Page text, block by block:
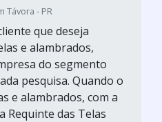
Távora - PR
que deseja
e alambrados,
do segmento
pesquisa. Quando o
e alambrados, com a
Requinte das Telas